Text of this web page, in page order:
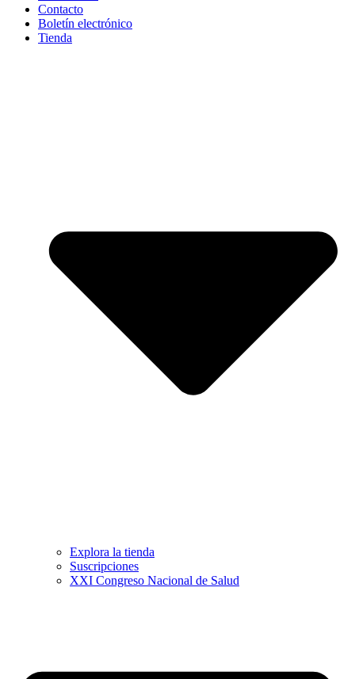
Contacto
Boletín electrónico
Tienda
Explora la tienda
Suscripciones
XXI Congreso Nacional de Salud